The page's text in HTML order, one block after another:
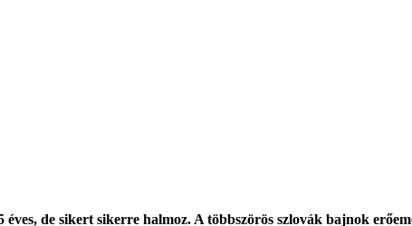
de sikert sikerre halmoz. A többszörös szlovák bajnok